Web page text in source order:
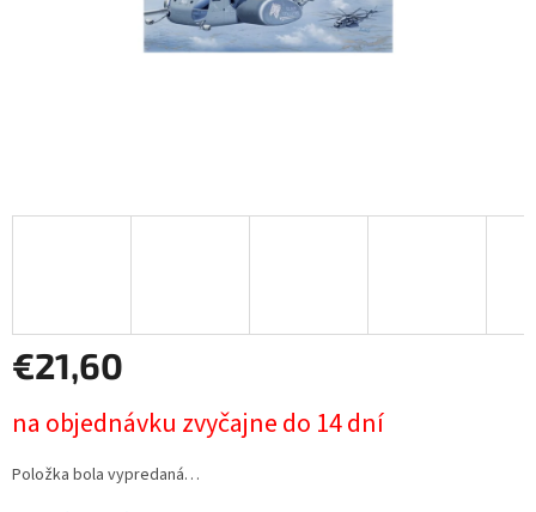
€21,60
cena:
na objednávku zvyčajne do 14 dní
Položka bola vypredaná…